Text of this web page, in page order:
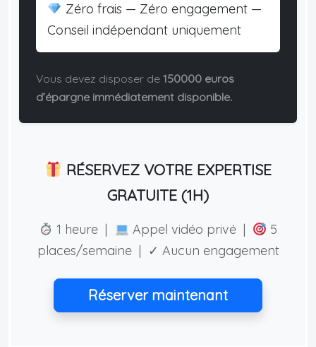
Zéro frais — Zéro engagement —
Conseil indépendant uniquement
Vous devez disposer de 150000 euros
d’épargne immédiatement disponible.
RÉSERVEZ VOTRE EXPERTISE
GRATUITE (1H)
1 heure | Appel vidéo privé |
5
places/semaine | ✓ Aucun engagement
Réserver maintenant